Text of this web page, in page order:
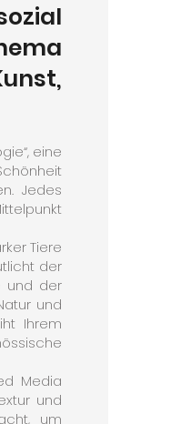
eine
Jedes
Tiere
der
und der
und
Ihrem
Media
und
um